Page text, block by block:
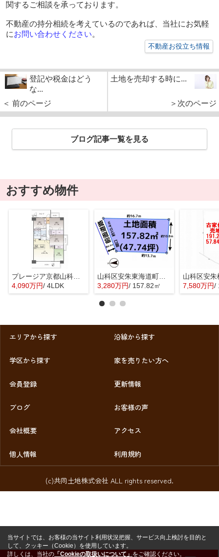
関するご相談を承っております。
不動産の持分相続を考えているのであれば、当社にお気軽
にお問い合わせください。
不動産お役立ち情報
登記や税金はどう
な...
＜ 前のページ
土地を売却する時に...
＞次のページ
ブログ記事一覧を見る
おすすめ物件
プレージア京都山科東野
4,090万円/ 4LDK
山科区安朱東海道町 売地
3,280万円/ 157.82㎡ 7,580万円/
エリアから探す 沿線から探す
学区から探す 家を売りたい方へ
会員登録 更新情報
ブログ お客様の声
会社概要 アクセス
個人情報 利用規約
(c)共同土地株式会社 ALL rights reserved.
当サイトでは、お客様の当サイト利用状況把握、サービス向上検討を目的と
して、クッキー（Cookie）を使用しています。
詳しくは、当社の 「Cookieの取扱いについて」をご確認ください。